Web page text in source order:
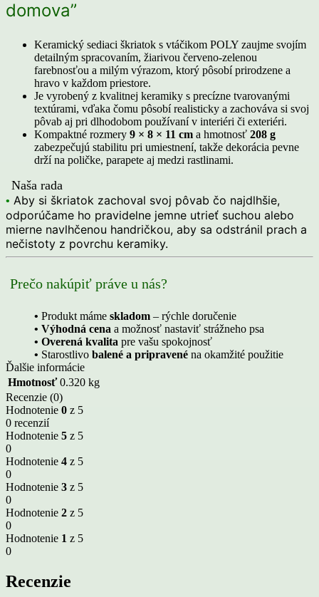
domova”
Keramický sediaci škriatok s vtáčikom POLY zaujme svojím
detailným spracovaním, žiarivou červeno‑zelenou
farebnosťou a milým výrazom, ktorý pôsobí prirodzene a
hravo v každom priestore.
Je vyrobený z kvalitnej keramiky s precízne tvarovanými
textúrami, vďaka čomu pôsobí realisticky a zachováva si svoj
pôvab aj pri dlhodobom používaní v interiéri či exteriéri.
Kompaktné rozmery 9 × 8 × 11 cm a hmotnosť 208 g
zabezpečujú stabilitu pri umiestnení, takže dekorácia pevne
drží na poličke, parapete aj medzi rastlinami.
Naša rada
• Aby si škriatok zachoval svoj pôvab čo najdlhšie,
odporúčame ho pravidelne jemne utrieť suchou alebo
mierne navlhčenou handričkou, aby sa odstránil prach a
nečistoty z povrchu keramiky.
Prečo nakúpiť práve u nás?
• Produkt máme skladom – rýchle doručenie
• Výhodná cena a možnosť nastaviť strážneho psa
• Overená kvalita pre vašu spokojnosť
• Starostlivo balené a pripravené na okamžité použitie
Ďalšie informácie
Hmotnosť 0.320 kg
Recenzie (0)
Hodnotenie 0 z 5
0 recenzií
Hodnotenie 5 z 5
0
Hodnotenie 4 z 5
0
Hodnotenie 3 z 5
0
Hodnotenie 2 z 5
0
Hodnotenie 1 z 5
0
Recenzie